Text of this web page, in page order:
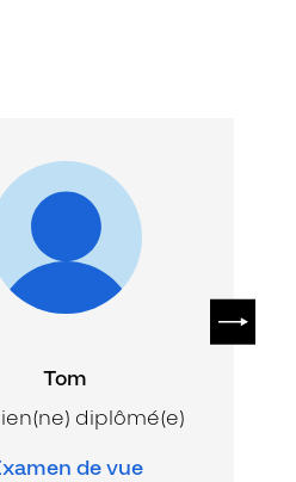
Tom
diplômé(e)
de vue